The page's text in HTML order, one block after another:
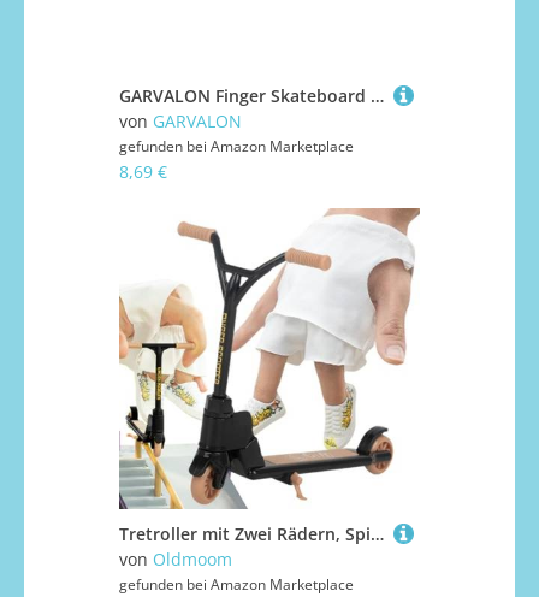
GARVALON Finger Skateboard Aufbewahrungsständer Kunststoff Einfach Montage Multifunktional Platzsparend Für Zuhause Dekoration
von GARVALON
gefunden bei Amazon Marketplace
8,69 €
Tretroller mit Zwei Rädern, Spielzeug, Miniatur-Spielzeug mit Zwei Rädern für Fingerboard, lustiges Spiel und interaktives Fotozubehör für die ganze Familie
von Oldmoom
gefunden bei Amazon Marketplace